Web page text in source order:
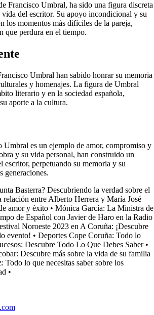
Francisco Umbral, ha sido una figura discreta
del escritor. Su apoyo incondicional y su
los momentos más difíciles de la pareja,
que perdura en el tiempo.
Umbral han sabido honrar su memoria
y homenajes. La figura de Umbral
literario y en la sociedad española,
aporte a la cultura.
Umbral es un ejemplo de amor, compromiso y
y su vida personal, han construido un
perpetuando su memoria y su
generaciones.
Basterra? Descubriendo la verdad sobre el
relación entre Alberto Herrera y María José
amor y éxito • Mónica García: La Ministra de
de Español con Javier de Haro en la Radio
Noroeste 2023 en A Coruña: ¡Descubre
evento! • Deportes Cope Coruña: Todo lo
Descubre Todo Lo Que Debes Saber•
Descubre más sobre la vida de su familia
Todo lo que necesitas saber sobre los
•